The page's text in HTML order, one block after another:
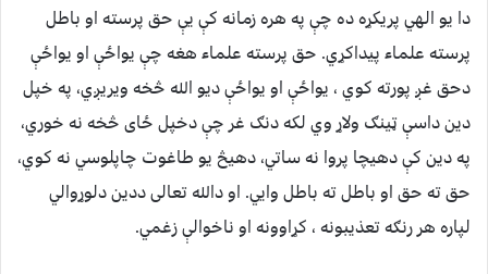
دا یو الهي پریکړه ده چې په هره زمانه کې يې حق پرسته او باطل
پرسته علماء پیداکړي. حق پرسته علماء هغه چې یواځې او یواځې
دحق غږ پورته کوي ، یواځې او یواځې دیو الله څخه ویریږي، په خپل
دين داسې ټینګ ولاړ وي لکه دنګ غر چې دخپل ځای څخه نه خوري،
په دين کې دهیچا پروا نه ساتي، دهیڅ یو طاغوت چاپلوسي نه کوي،
حق ته حق او باطل ته باطل وايي. او دالله تعالی ددین دلوړوالي
لپاره هر رنګه تعذیبونه ، کړاوونه او ناخوالې زغمي.